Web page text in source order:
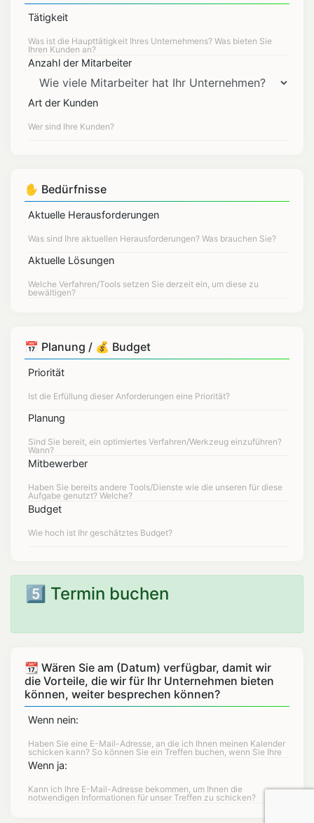
Tätigkeit
Anzahl der Mitarbeiter
Art der Kunden
✋ Bedürfnisse
Aktuelle Herausforderungen
Aktuelle Lösungen
📅 Planung / 💰 Budget
Priorität
Planung
Mitbewerber
Budget
5️⃣ Termin buchen
📆 Wären Sie am (Datum) verfügbar, damit wir
die Vorteile, die wir für Ihr Unternehmen bieten
können, weiter besprechen können?
Wenn nein:
Wenn ja: